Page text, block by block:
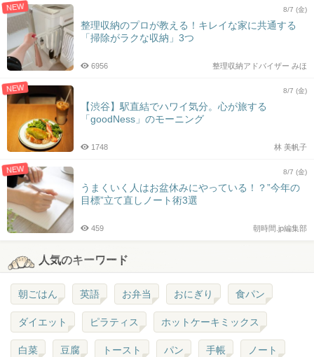
NEW 8/7 (金)
整理収納のプロが教える！キレイな家に共通する
「掃除がラクな収納」3つ
整理収納アドバイザー みほ
6956
NEW 8/7 (金)
【渋谷】駅直結でハワイ気分。心が旅する
「goodNess」のモーニング
林 美帆子
1748
NEW 8/7 (金)
うまくいく人はお盆休みにやっている！？”今年の
目標”立て直しノート術3選
朝時間.jp編集部
459
人気のキーワード
朝ごはん 英語 お弁当 おにぎり 食パン
ダイエット ピラティス ホットケーキミックス
白菜 豆腐 トースト パン 手帳 ノート